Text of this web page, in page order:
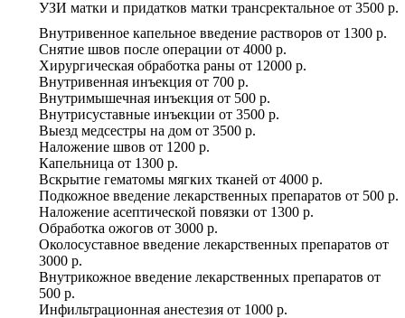
УЗИ матки и придатков матки трансректальное от 3500 р.
Внутривенное капельное введение растворов от 1300 р.
Снятие швов после операции от 4000 р.
Хирургическая обработка раны от 12000 р.
Внутривенная инъекция от 700 р.
Внутримышечная инъекция от 500 р.
Внутрисуставные инъекции от 3500 р.
Выезд медсестры на дом от 3500 р.
Наложение швов от 1200 р.
Капельница от 1300 р.
Вскрытие гематомы мягких тканей от 4000 р.
Подкожное введение лекарственных препаратов от 500 р.
Наложение асептической повязки от 1300 р.
Обработка ожогов от 3000 р.
Околосуставное введение лекарственных препаратов от
3000 р.
Внутрикожное введение лекарственных препаратов от
500 р.
Инфильтрационная анестезия от 1000 р.